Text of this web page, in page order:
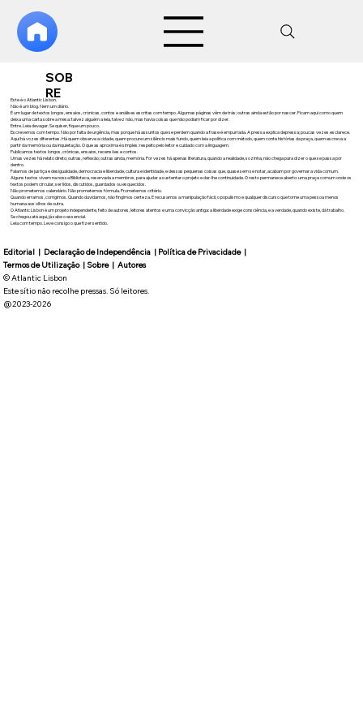
SOB
RE
Este é o Atlantic Lisbon.
Não é um blog. Nem um diário.
É um lugar de textos longos, ensaios, crónicas, contos e análises escritas com tempo. Algumas páginas vêm de trás; outras ainda estão por nascer. Ficam aqui como quem
deixa uma carta sobre a mesa: talvez alguém a leia, talvez não, mas havia coisas que não podiam ficar por dizer.
Entre. Leia devagar. Se quiser, fique um pouco.
Escrevemos com tempo. Não por falta de urgência, mas porque há assuntos que se perdem quando a frase é empurrada. A pressa explica depressa; poucas vezes esclarece.
Aqui há vozes diferentes. Há quem observe a cidade, quem procure um silêncio mais fundo, quem leia a política com método, quem conte histórias da praça, quem escreva a
partir da memória ou da inquietação. O que as aproxima é simples: respeito pelo leitor e cuidado com a linguagem.
Publicamos textos longos, crónicas, ensaios, recensões e contos.
Umas vezes há relato direto; outras, reflexão; outras ainda, memória. Por vezes há apenas literatura, quando a realidade, sozinha, não chega para dizer o que se passa por
dentro.
Falamos de justiça e desigualdade, democracia e liberdade, cultura e identidade, e dessas pequenas coisas que, quase sem se notar, acabam por governar a vida comum.
Alguns textos vivem na nossa Biblioteca, reservada a membros, para ajudar a sustentar o projeto e dar-lhe continuidade. O resto permanece aberto: uma praça comum onde os
textos podem circular, ser lidos, discutidos, guardados ou esquecidos.
Não prometemos calendário. Não prometemos fórmula. Prometemos critério.
Quando erramos, corrigimos. Quando duvidamos, não fingimos certeza. E recusamos a manipulação fácil, o populismo e qualquer discurso que torne uma pessoa menos
humana aos olhos de outra.
O Atlantic Lisbon é um projeto independente, feito de autores, leitores atentos e uma convicção antiga: a liberdade exige consciência, e a verdade, quando existe, dá trabalho.
Se chegou até aqui, já sabe o essencial.
Leia com tempo. Leve consigo o que fizer sentido.
Editorial | Declaração de Independência| Política de Privacidade|
Termos de Utilização| Sobre| Autores
©Atlantic Lisbon
Este sítio não recolhe pressas. Só leitores.
@2023-2026